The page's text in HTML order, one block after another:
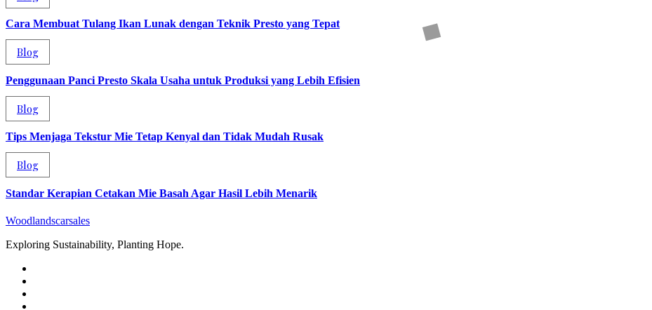
Cara Membuat Tulang Ikan Lunak dengan Teknik Presto yang Tepat
Blog
Penggunaan Panci Presto Skala Usaha untuk Produksi yang Lebih Efisien
Blog
Tips Menjaga Tekstur Mie Tetap Kenyal dan Tidak Mudah Rusak
Blog
Standar Kerapian Cetakan Mie Basah Agar Hasil Lebih Menarik
Woodlandscarsales
Exploring Sustainability, Planting Hope.